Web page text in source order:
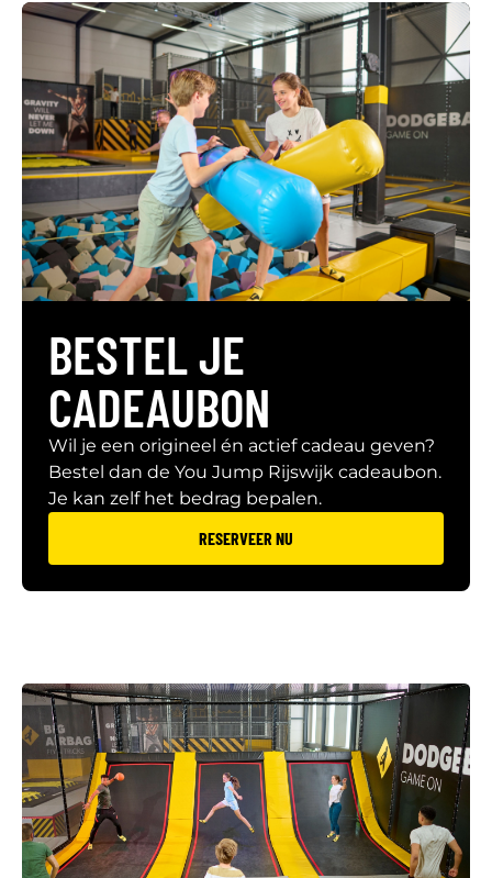
BESTEL JE
CADEAUBON
Wil je een origineel én actief cadeau geven?
Bestel dan de You Jump Rijswijk cadeaubon.
Je kan zelf het bedrag bepalen.
RESERVEER NU